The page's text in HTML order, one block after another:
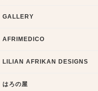
GALLERY
AFRIMEDICO
LILIAN AFRIKAN DESIGNS
はろの屋